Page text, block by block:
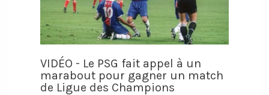
VIDÉO - Le PSG fait appel à un
marabout pour gagner un match
de Ligue des Champions